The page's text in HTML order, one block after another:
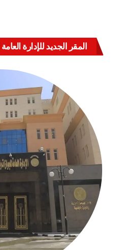
المقر الجديد للإدارة